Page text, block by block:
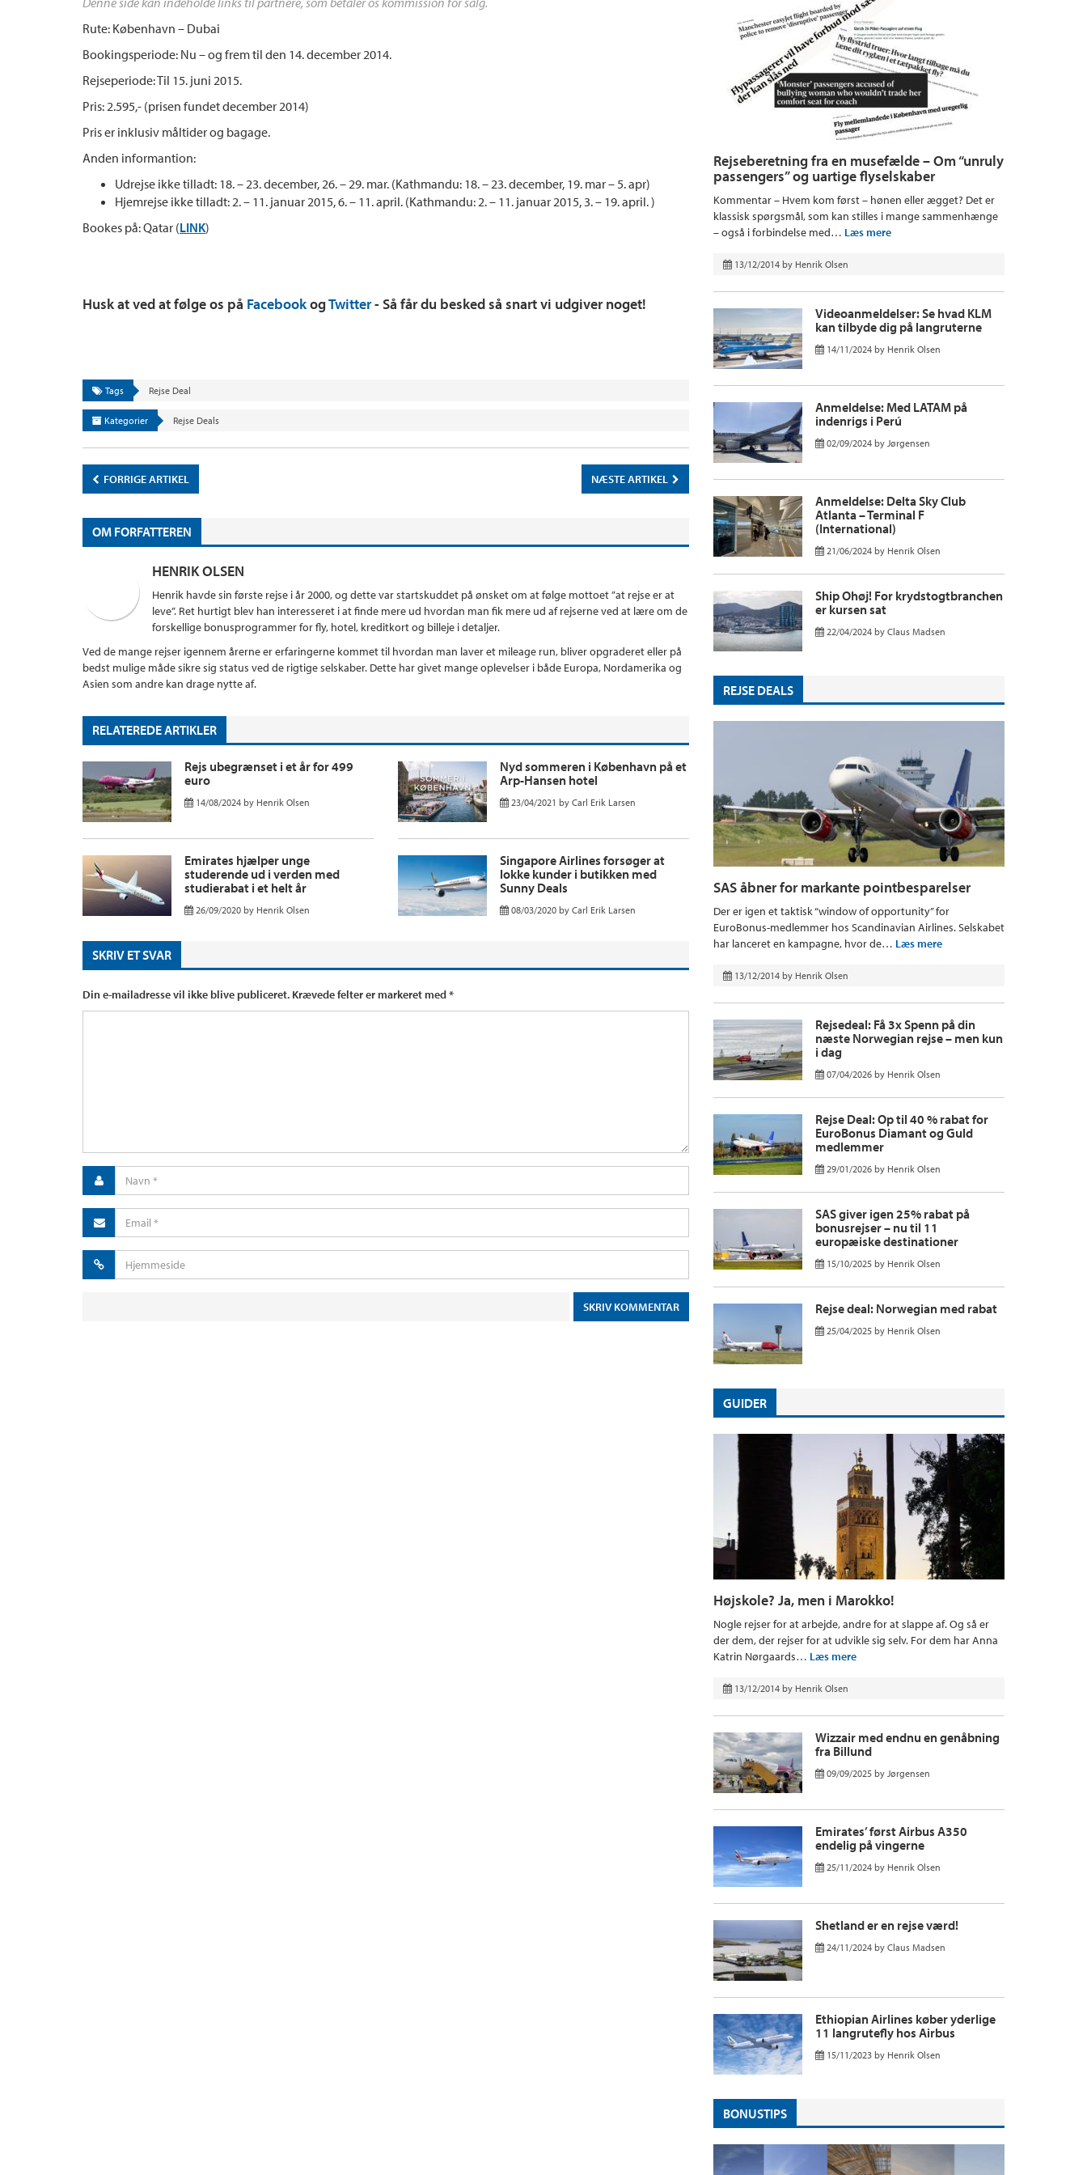
Rute: København – Dubai
Bookingsperiode: Nu – og frem til den 14. december 2014.
Rejseperiode: Til 15. juni 2015.
Pris: 2.595,- (prisen fundet december 2014)
Pris er inklusiv måltider og bagage.
Anden informantion:
Udrejse ikke tilladt: 18. – 23. december, 26. – 29. mar. (Kathmandu: 18. – 23. december, 19. mar – 5. apr)
Hjemrejse ikke tilladt: 2. – 11. januar 2015, 6. – 11. april. (Kathmandu: 2. – 11. januar 2015, 3. – 19. april. )
Bookes på: Qatar (LINK)
Husk at ved at følge os på FacebookogTwitter- Så får du besked så snart vi udgiver noget!
Tags Rejse Deal
Kategorier Rejse Deals
FORRIGE ARTIKEL NÆSTE ARTIKEL
OM FORFATTEREN
HENRIK OLSEN
Henrik havde sin første rejse i år 2000, og dette var startskuddet på ønsket om at følge mottoet ”at rejse er at
leve”. Ret hurtigt blev han interesseret i at finde mere ud hvordan man fik mere ud af rejserne ved at lære om de
forskellige bonusprogrammer for fly, hotel, kreditkort og billeje i detaljer.
Ved de mange rejser igennem årerne er erfaringerne kommet til hvordan man laver et mileage run, bliver opgraderet eller på
bedst mulige måde sikre sig status ved de rigtige selskaber. Dette har givet mange oplevelser i både Europa, Nordamerika og
Asien som andre kan drage nytte af.
RELATEREDE ARTIKLER
Rejs ubegrænset i et år for 499
euro
14/08/2024 by Henrik Olsen
Nyd sommeren i København på et
Arp-Hansen hotel
23/04/2021 by Carl Erik Larsen
Emirates hjælper unge
studerende ud i verden med
studierabat i et helt år
26/09/2020 by Henrik Olsen
Singapore Airlines forsøger at
lokke kunder i butikken med
Sunny Deals
08/03/2020 by Carl Erik Larsen
SKRIV ET SVAR
Din e-mailadresse vil ikke blive publiceret. Krævede felter er markeret med*
Rejseberetning fra en musefælde – Om “unruly
passengers” og uartige flyselskaber
Kommentar – Hvem kom først – hønen eller ægget? Det er
klassisk spørgsmål, som kan stilles i mange sammenhænge
– også i forbindelse med… Læs mere
13/12/2014 by Henrik Olsen
Videoanmeldelser: Se hvad KLM
kan tilbyde dig på langruterne
14/11/2024 by Henrik Olsen
Anmeldelse: Med LATAM på
indenrigs i Perú
02/09/2024 by Jørgensen
Anmeldelse: Delta Sky Club
Atlanta – Terminal F
(International)
21/06/2024 by Henrik Olsen
Ship Ohøj! For krydstogtbranchen
er kursen sat
22/04/2024 by Claus Madsen
REJSE DEALS
SAS åbner for markante pointbesparelser
Der er igen et taktisk “window of opportunity” for
EuroBonus-medlemmer hos Scandinavian Airlines. Selskabet
har lanceret en kampagne, hvor de… Læs mere
13/12/2014 by Henrik Olsen
Rejsedeal: Få 3x Spenn på din
næste Norwegian rejse – men kun
i dag
07/04/2026 by Henrik Olsen
Rejse Deal: Op til 40 % rabat for
EuroBonus Diamant og Guld
medlemmer
29/01/2026 by Henrik Olsen
SAS giver igen 25% rabat på
bonusrejser – nu til 11
europæiske destinationer
15/10/2025 by Henrik Olsen
Rejse deal: Norwegian med rabat
25/04/2025 by Henrik Olsen
GUIDER
Højskole? Ja, men i Marokko!
Nogle rejser for at arbejde, andre for at slappe af. Og så er
der dem, der rejser for at udvikle sig selv. For dem har Anna
Katrin Nørgaards… Læs mere
13/12/2014 by Henrik Olsen
Wizzair med endnu en genåbning
fra Billund
09/09/2025 by Jørgensen
Emirates’ først Airbus A350
endelig på vingerne
25/11/2024 by Henrik Olsen
Shetland er en rejse værd!
24/11/2024 by Claus Madsen
Ethiopian Airlines køber yderlige
11 langrutefly hos Airbus
15/11/2023 by Henrik Olsen
BONUSTIPS